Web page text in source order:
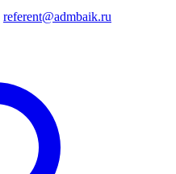
referent@admbaik.ru